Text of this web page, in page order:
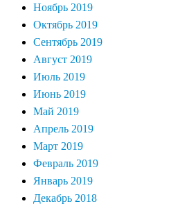
Ноябрь 2019
Октябрь 2019
Сентябрь 2019
Август 2019
Июль 2019
Июнь 2019
Май 2019
Апрель 2019
Март 2019
Февраль 2019
Январь 2019
Декабрь 2018